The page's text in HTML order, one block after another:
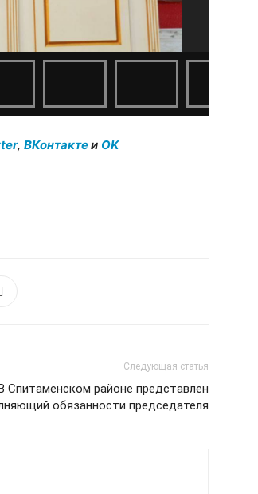
, ВКонтактеи OK
Следующая статья
Спитаменском районе представлен
обязанности председателя